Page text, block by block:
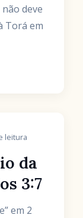
deve
Torá em
leitura
da
3:7
em 2